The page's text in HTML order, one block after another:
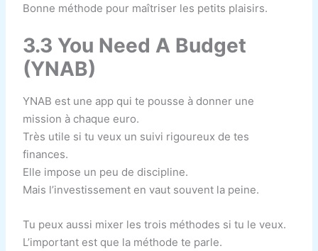
Bonne méthode pour maîtriser les petits plaisirs.
3.3 You Need A Budget
(YNAB)
YNAB est une app qui te pousse à donner une
mission à chaque euro.
Très utile si tu veux un suivi rigoureux de tes
finances.
Elle impose un peu de discipline.
Mais l’investissement en vaut souvent la peine.
Tu peux aussi mixer les trois méthodes si tu le veux.
L’important est que la méthode te parle.